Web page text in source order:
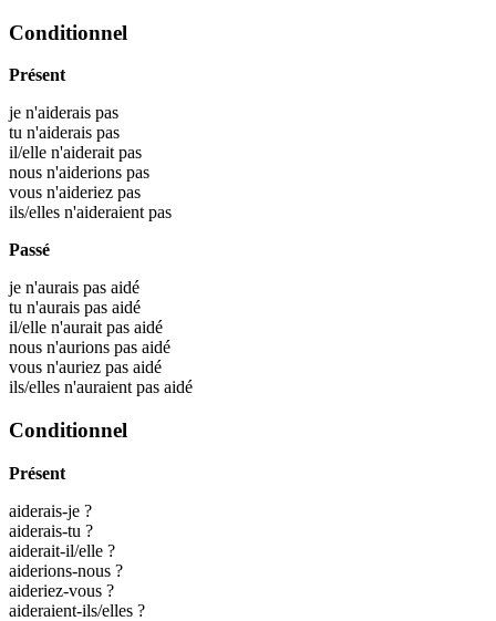
Conditionnel
Présent
je n'aiderais pas
tu n'aiderais pas
il/elle n'aiderait pas
nous n'aiderions pas
vous n'aideriez pas
ils/elles n'aideraient pas
Passé
je n'aurais pas aidé
tu n'aurais pas aidé
il/elle n'aurait pas aidé
nous n'aurions pas aidé
vous n'auriez pas aidé
ils/elles n'auraient pas aidé
Conditionnel
Présent
aiderais-je ?
aiderais-tu ?
aiderait-il/elle ?
aiderions-nous ?
aideriez-vous ?
aideraient-ils/elles ?